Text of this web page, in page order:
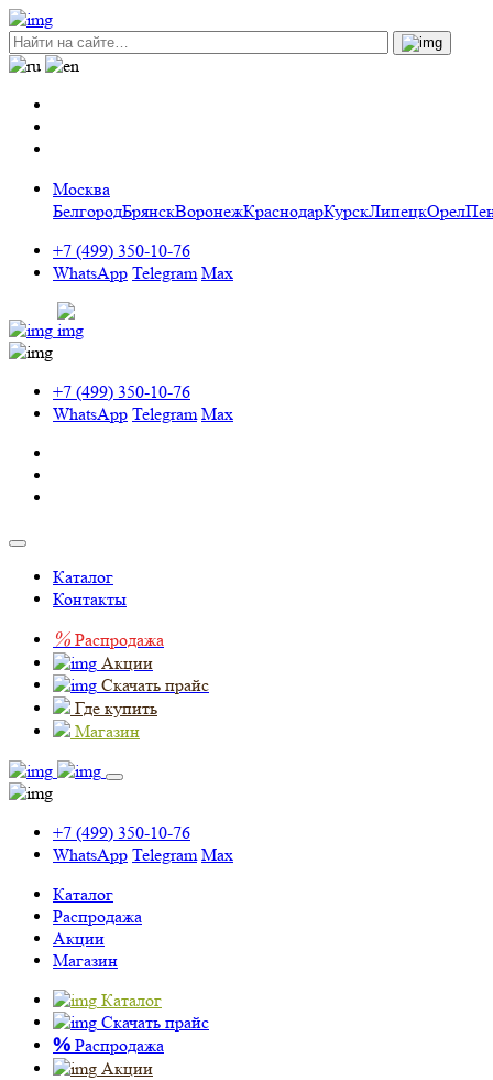
Москва
БелгородБрянскВоронежКраснодарКурскЛипецкОрел
+7 (499) 350-10-76
WhatsApp Telegram Max
+7 (499) 350-10-76
WhatsApp Telegram Max
Каталог
Контакты
% Распродажа
Акции
Скачать прайс
Где купить
Магазин
+7 (499) 350-10-76
WhatsApp Telegram Max
Каталог
Распродажа
Акции
Магазин
Каталог
Скачать прайс
% Распродажа
Акции